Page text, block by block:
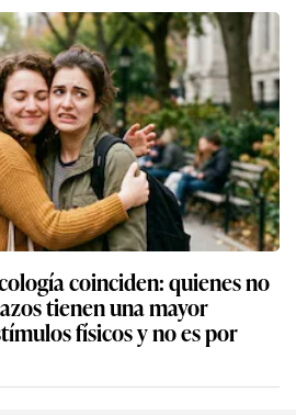
coinciden: quienes no
tienen una mayor
físicos y no es por